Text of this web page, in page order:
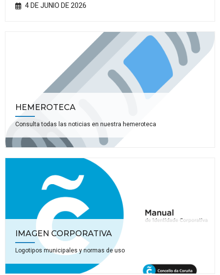
4 DE JUNIO DE 2026
HEMEROTECA
Consulta todas las noticias en nuestra hemeroteca
IMAGEN CORPORATIVA
Logotipos municipales y normas de uso